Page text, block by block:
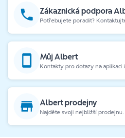
Zákaznická podpora
Potřebujete poradit?
Můj Albert
Kontakty pro dotazy na aplikaci
Albert prodejny
Najděte svoji nejbližší prodejnu.